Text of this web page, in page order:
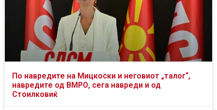
По навредите на Мицкоски и неговиот „талог“,
навредите од ВМРО, сега навреди и од
Стоилковиќ